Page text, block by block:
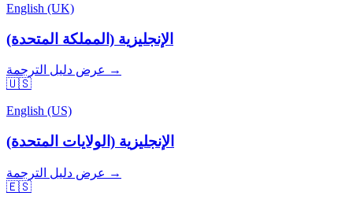
English (UK)
الإنجليزية (المملكة المتحدة)
عرض دليل الترجمة →
🇺🇸
English (US)
الإنجليزية (الولايات المتحدة)
عرض دليل الترجمة →
🇪🇸